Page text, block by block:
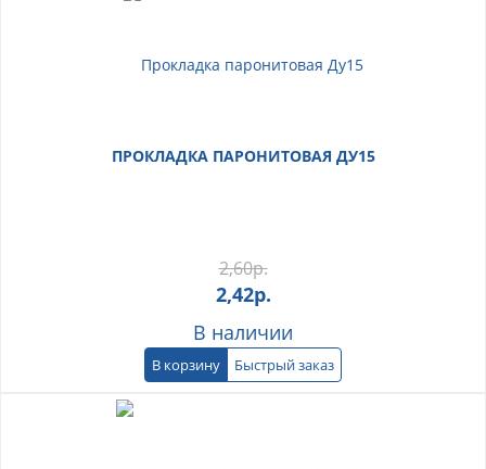
ПРОКЛАДКА ПАРОНИТОВАЯ ДУ15
2,60р.
2,42р.
В наличии
В корзину Быстрый заказ